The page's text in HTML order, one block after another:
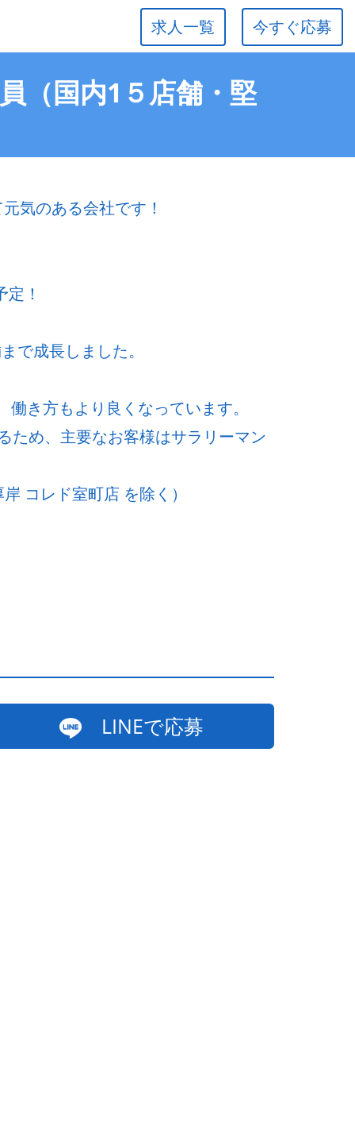
今すぐ応募
求人一覧
（国内1５店舗・堅
気のある会社です！
！
で成長しました。
き方もより良くなっています。
ため、主要なお客様はサラリーマン
コレド室町店 を除く）
LINEで応募